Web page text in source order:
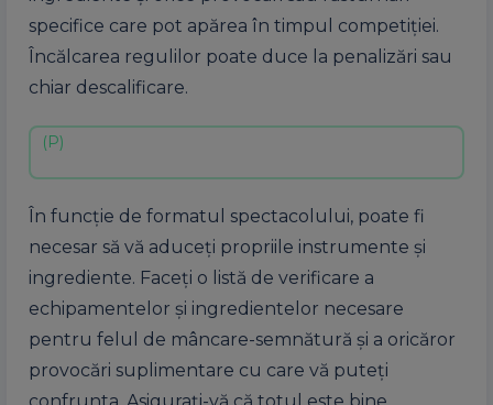
specifice care pot apărea în timpul competiției.
Încălcarea regulilor poate duce la penalizări sau
chiar descalificare.
În funcție de formatul spectacolului, poate fi
necesar să vă aduceți propriile instrumente și
ingrediente. Faceți o listă de verificare a
echipamentelor și ingredientelor necesare
pentru felul de mâncare-semnătură și a oricăror
provocări suplimentare cu care vă puteți